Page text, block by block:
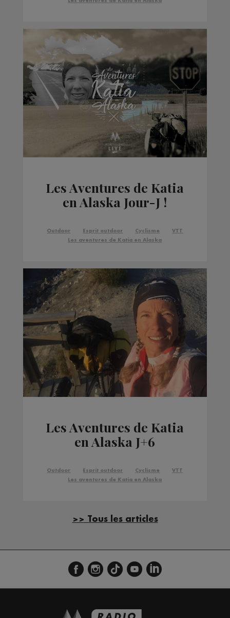
Les Aventures de Katia
en Alaska Jour-J !
Outdoor Esprit outdoor Cyclisme
VTT
Les aventures de Katia en Alaska
Les Aventures de Katia
en Alaska J+6
Outdoor Esprit outdoor Cyclisme
VTT
Les aventures de Katia en Alaska
>> Tous les articles